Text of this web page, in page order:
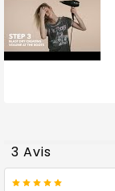
3 Avis
5